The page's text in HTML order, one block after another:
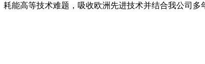
能高等技术难题，吸收欧洲先进技术并结合我公司